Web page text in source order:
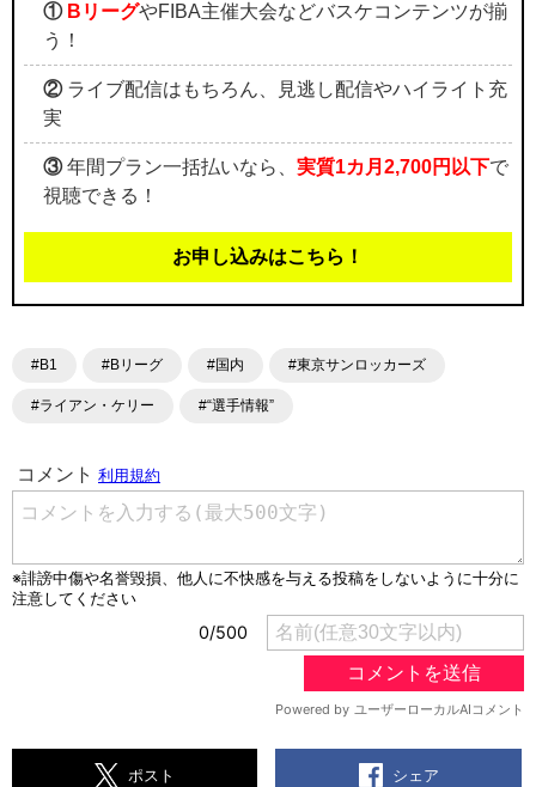
① BリーグやFIBA主催大会などバスケコンテンツが揃
う！
②ライブ配信はもちろん、見逃し配信やハイライト充
実
③年間プラン一括払いなら、 実質1カ月2,700円以下で
視聴できる！
お申し込みはこちら！
#B1 #Bリーグ #国内 #東京サンロッカーズ
#ライアン・ケリー #“選手情報”
ポスト シェア